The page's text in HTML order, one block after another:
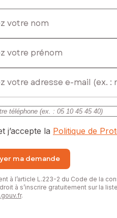
nom
prénom
j’accepte la Politique de
ma demande
à l’article L.223-2 du Code de la
à s’inscrire gratuitement sur la
.